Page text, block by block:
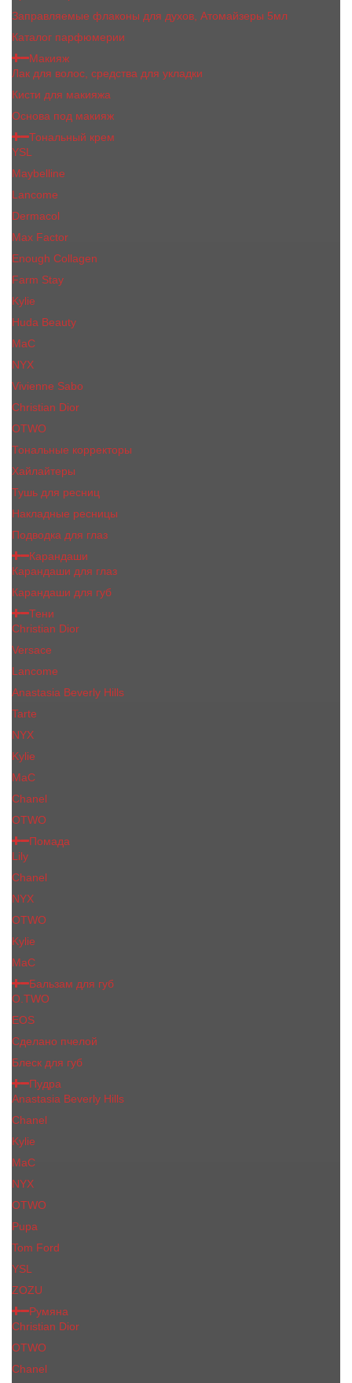
Заправляемые флаконы для духов, Атомайзеры 5мл
Каталог парфюмерии
Макияж
Лак для волос, средства для укладки
Кисти для макияжа
Основа под макияж
Тональный крем
YSL
Maybelline
Lancome
Dermacol
Max Factor
Enough Collagen
Farm Stay
Kylie
Huda Beauty
МаС
NYX
Vivienne Sabo
Сhristiаn Diоr
OTWO
Тональные корректоры
Хайлайтеры
Тушь для ресниц
Накладные ресницы
Подводка для глаз
Карандаши
Карандаши для глаз
Карандаши для губ
Тени
Christian Dior
Versace
Lancome
Anastasia Beverly Hills
Tarte
NYX
Kylie
MaC
Сhanеl
OTWO
Помада
Lily
Chanel
NYX
OTWO
Kylie
МаС
Бальзам для губ
O.TWO
EOS
Сделано пчелой
Блеск для губ
Пудра
Anastasia Beverly Hills
Chanel
Kylie
MaC
NYX
OTWO
Pupa
Tom Ford
YSL
ZOZU
Румяна
Christian Dior
OTWO
Сhanеl